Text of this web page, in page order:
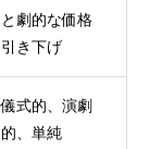
と劇的な価格
引き下げ
儀式的、演劇
的、単純